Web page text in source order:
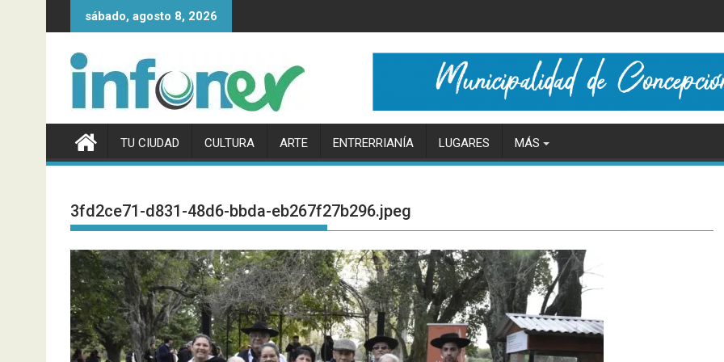
al
sábado, agosto 8, 2026
TU CIUDAD CULTURA ARTE ENTRERRIANÍA LUGARES MÁS
3fd2ce71-d831-48d6-bbda-eb267f27b296.jpeg